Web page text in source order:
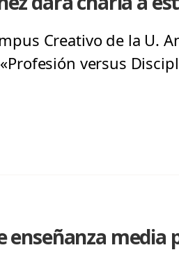
Creativo de la U.
versus
enseñanza